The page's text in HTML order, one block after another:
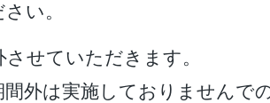
い。
せていただきます。
外は実施しておりませんで